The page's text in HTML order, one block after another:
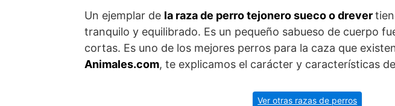
Un ejemplar de la raza de perro tejonero sueco o drever
tranquilo y equilibrado. Es un pequeño sabueso de cuerpo
cortas. Es uno de los mejores perros para la caza que
Animales.com, te explicamos el carácter y características
Ver otras razas de perros